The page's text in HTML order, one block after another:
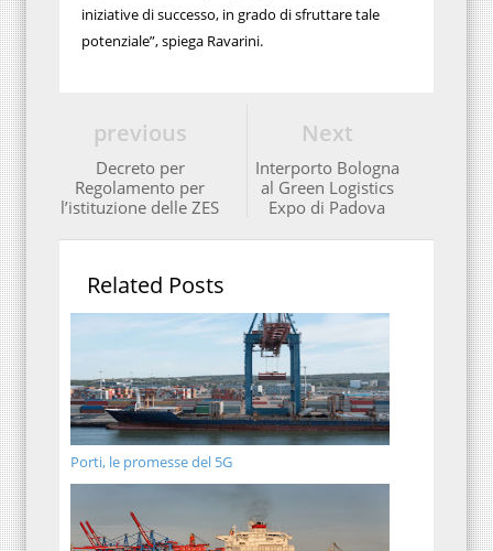
iniziative di successo, in grado di sfruttare tale
potenziale”, spiega Ravarini.
Next
Interporto Bologna
al Green Logistics
Expo di Padova
previous
Decreto per
Regolamento per
l’istituzione delle ZES
Related Posts
Porti, le promesse del 5G